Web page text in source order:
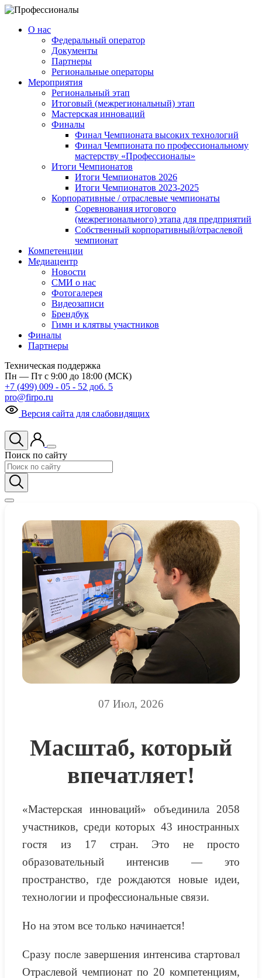
О нас
Федеральный оператор
Документы
Партнеры
Региональные операторы
Мероприятия
Региональный этап
Итоговый (межрегиональный) этап
Мастерская инноваций
Финалы
Финал Чемпионата высоких технологий
Финал Чемпионата по профессиональному
мастерству «Профессионалы»
Итоги Чемпионатов
Итоги Чемпионатов 2026
Итоги Чемпионатов 2023-2025
Корпоративные / отраслевые чемпионаты
Соревнования итогового
(межрегионального) этапа для предприятий
Собственный корпоративный/отраслевой
чемпионат
Компетенции
Медиацентр
Новости
СМИ о нас
Фотогалерея
Видеозаписи
Брендбук
Гимн и клятвы участников
Финалы
Партнеры
Техническая поддержка
Пн — Пт с 9:00 до 18:00 (МСК)
+7 (499) 009 - 05 - 52 доб. 5
pro@firpo.ru
Версия сайта для слабовидящих
Поиск по сайту
07 Июл, 2026
Масштаб, который
впечатляет!
«Мастерская инноваций» объединила 2058
участников, среди которых 43 иностранных
гостя из 17 стран. Это не просто
образовательный интенсив — это
пространство, где рождаются новые идеи,
технологии и профессиональные связи.
Но на этом все только начинается!
Сразу после завершения интенсива стартовал
Отраслевой чемпионат по 20 компетенциям,